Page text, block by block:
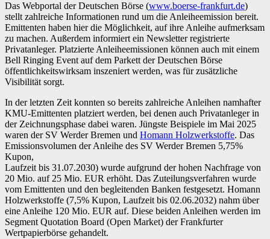
Das Webportal der Deutschen Börse (www.boerse-frankfurt.de)
stellt zahlreiche Informationen rund um die Anleiheemission bereit.
Emittenten haben hier die Möglichkeit, auf ihre Anleihe aufmerksam
zu machen. Außerdem informiert ein Newsletter registrierte
Privatanleger. Platzierte Anleiheemissionen können auch mit einem
Bell Ringing Event auf dem Parkett der Deutschen Börse
öffentlichkeitswirksam inszeniert werden, was für zusätzliche
Visibilität sorgt.
In der letzten Zeit konnten so bereits zahlreiche Anleihen namhafter
KMU-Emittenten platziert werden, bei denen auch Privatanleger in
der Zeichnungsphase dabei waren. Jüngste Beispiele im Mai 2025
waren der SV Werder Bremen und Homann Holzwerkstoffe. Das
Emissionsvolumen der Anleihe des SV Werder Bremen 5,75%
Kupon,
Laufzeit bis 31.07.2030) wurde aufgrund der hohen Nachfrage von
20 Mio. auf 25 Mio. EUR erhöht. Das Zuteilungsverfahren wurde
vom Emittenten und den begleitenden Banken festgesetzt. Homann
Holzwerkstoffe (7,5% Kupon, Laufzeit bis 02.06.2032) nahm über
eine Anleihe 120 Mio. EUR auf. Diese beiden Anleihen werden im
Segment Quotation Board (Open Market) der Frankfurter
Wertpapierbörse gehandelt.